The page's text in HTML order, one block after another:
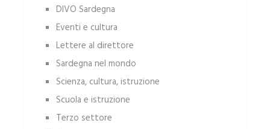
DIVO Sardegna
Eventi e cultura
Lettere al direttore
Sardegna nel mondo
Scienza, cultura, istruzione
Scuola e istruzione
Terzo settore